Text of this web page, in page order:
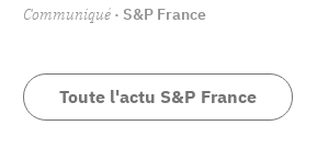
Communiqué · S&P France
Toute l'actu S&P France